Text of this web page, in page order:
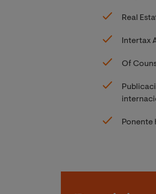
Real
Intertax
Of
Ponente